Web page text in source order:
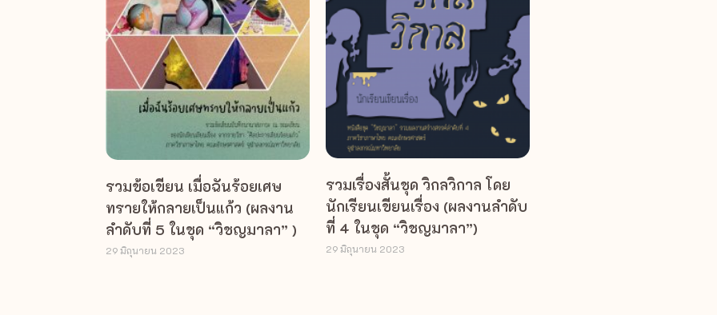
รวมข้อเขียน เมื่อฉันร้อยเศษ
ทรายให้กลายเป็นแก้ว (ผลงาน
ลำดับที่ 5 ในชุด “วิชญมาลา” )
29 มิถุนายน 2023
รวมเรื่องสั้นชุด วิกลวิกาล โดย
นักเรียนเขียนเรื่อง (ผลงานลำดับ
ที่ 4 ในชุด “วิชญมาลา”)
29 มิถุนายน 2023